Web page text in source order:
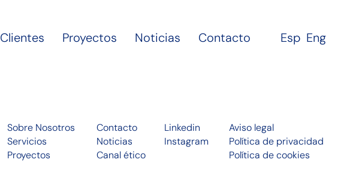
Clientes Proyectos Noticias Contacto Esp Eng
Sobre Nosotros
Servicios
Proyectos
Contacto
Noticias
Canal ético
Linkedin
Instagram
Aviso legal
Política de privacidad
Política de cookies